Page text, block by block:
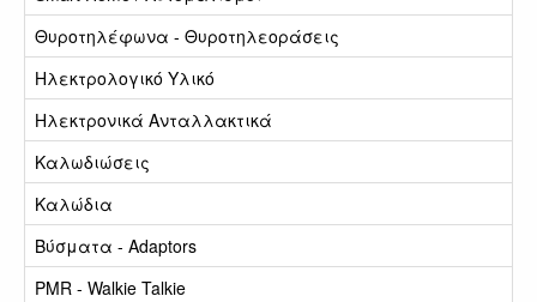
Θυροτηλέφωνα - Θυροτηλεοράσεις
Ηλεκτρολογικό Υλικό
Ηλεκτρονικά Ανταλλακτικά
Καλωδιώσεις
Καλώδια
Βύσματα - Adaptors
PMR - Walkie Talkie